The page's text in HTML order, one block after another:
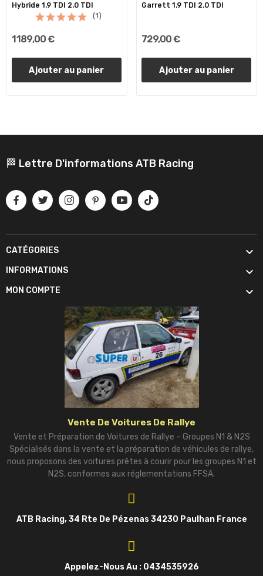
Hybride 1.9 TDI 2.0 TDI
(1)
1 189,00 €
Ajouter au panier
Garrett 1.9 TDI 2.0 TDI
729,00 €
Ajouter au panier
🏁 Lettre D'informations ATB Racing
CATÉGORIES 
INFORMATIONS 
MON COMPTE 
Vente De Voitures De Rallye
Vente et Préparation de Voitures de Rallye – Groupes N1 & N2S
Spécialisés dans la vente et la préparation de véhicules de rallye,
nous proposons des voitures prêtes à courir pour les groupes N1 et
N2S, conformes aux réglementations FFSA.
ATB Racing, 34 Rte De Pézenas 34230 Paulhan France
Appelez-Nous Au : 0434535926